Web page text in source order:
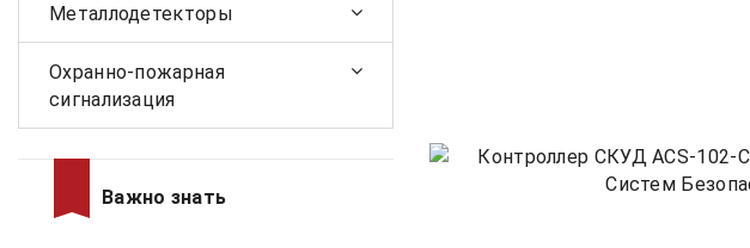
Металлодетекторы
Охранно-пожарная
сигнализация
Важно знать